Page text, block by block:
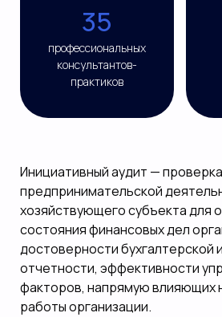
35
профессиональных
консультантов-
практиков
Инициативный аудит — проверка
предпринимательской
хозяйствующего субъекта для
состояния финансовых дел
достоверности бухгалтерской
отчетности, эффективности
факторов, напрямую влияющих
работы организации.